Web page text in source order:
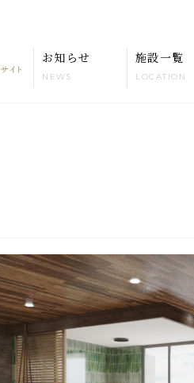
お知らせ
NEWS
施設一覧
LOCATION